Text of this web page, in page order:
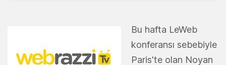
Bu hafta LeWeb
konferansı sebebiyle
Paris'te olan Noyan